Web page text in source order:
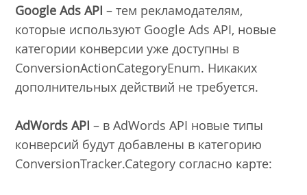
Google Ads API – тем рекламодателям,
которые используют Google Ads API, новые
категории конверсии уже доступны в
ConversionActionCategoryEnum. Никаких
дополнительных действий не требуется.
AdWords API– в AdWords API новые типы
конверсий будут добавлены в категорию
ConversionTracker.Category согласно карте: